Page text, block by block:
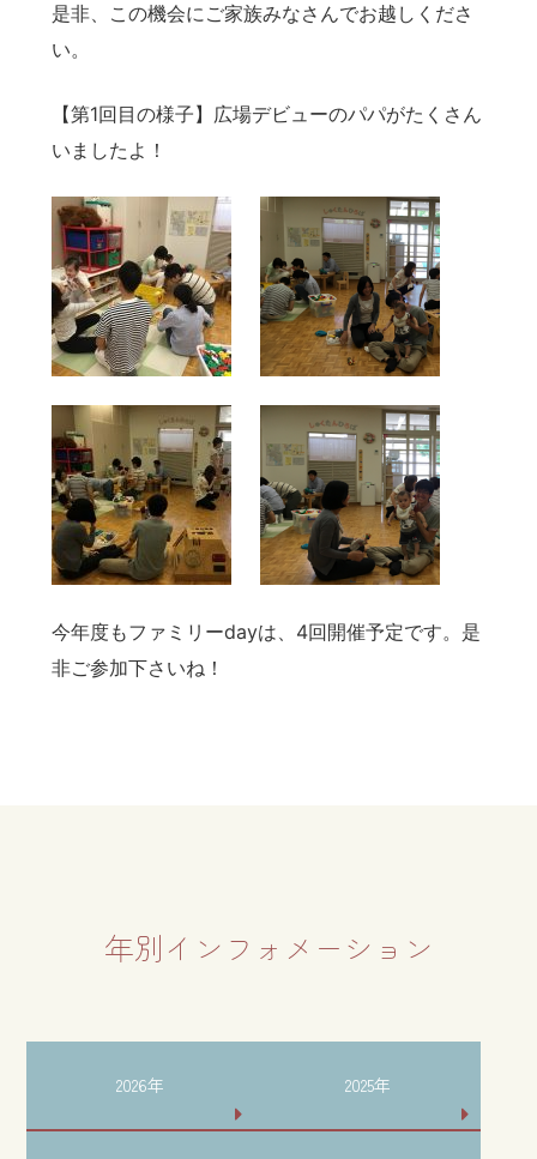
是非、この機会にご家族みなさんでお越しくださ
い。
【第1回目の様子】広場デビューのパパがたくさん
いましたよ！
今年度もファミリーdayは、4回開催予定です。是
非ご参加下さいね！
年別インフォメーション
2026年 2025年